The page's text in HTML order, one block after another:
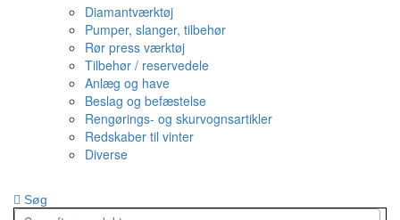
Diamantværktøj
Pumper, slanger, tilbehør
Rør press værktøj
Tilbehør / reservedele
Anlæg og have
Beslag og befæstelse
Rengørings- og skurvognsartikler
Redskaber til vinter
Diverse
Søg